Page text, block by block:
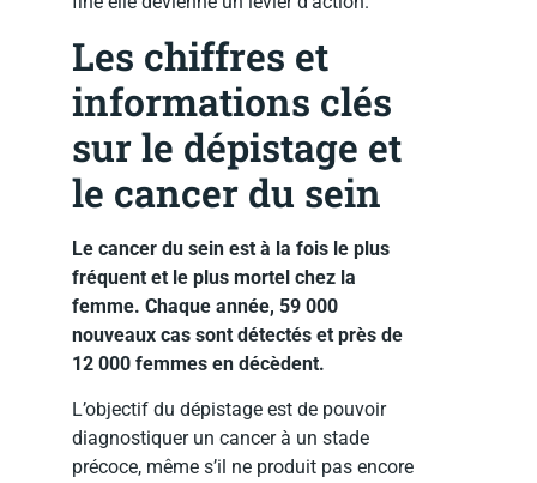
Les chiffres et
informations clés
sur le dépistage et
le cancer du sein
Le cancer du sein est à la fois le plus
fréquent et le plus mortel chez la
femme. Chaque année, 59 000
nouveaux cas sont détectés et près de
12 000 femmes en décèdent.
L’objectif du dépistage est de pouvoir
diagnostiquer un cancer à un stade
précoce, même s’il ne produit pas encore